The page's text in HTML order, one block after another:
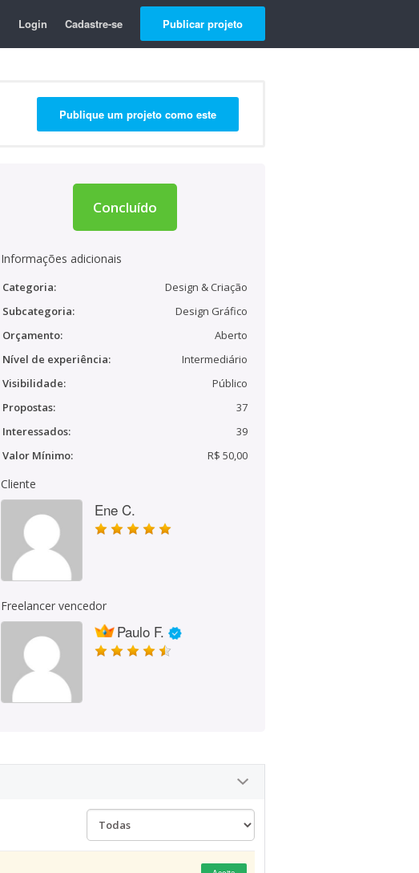
Login Cadastre-se Publicar projeto
Publique um projeto como este
Concluído
Informações adicionais
Categoria:
Design & Criação
Subcategoria:
Design Gráfico
Orçamento:
Aberto
Nível de experiência:
Intermediário
Visibilidade:
Público
Propostas:
37
Interessados:
39
Valor Mínimo:
R$ 50,00
Cliente
Ene C.
Freelancer vencedor
Paulo F.